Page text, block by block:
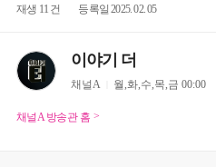
재생 11 건 등록일 2025. 02. 05
이야기 더
채널A 월,화,수,목,금 00:00
채널A 방송관 홈